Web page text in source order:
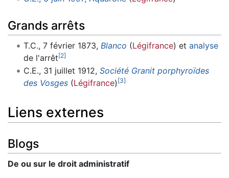
Grands arrêts
T.C., 7 février 1873, Blanco (Légifrance) et analyse
de l'arrêt[2]
C.E., 31 juillet 1912, Société Granit porphyroïdes
des Vosges(Légifrance) [3]
Liens externes
Blogs
De ou sur le droit administratif